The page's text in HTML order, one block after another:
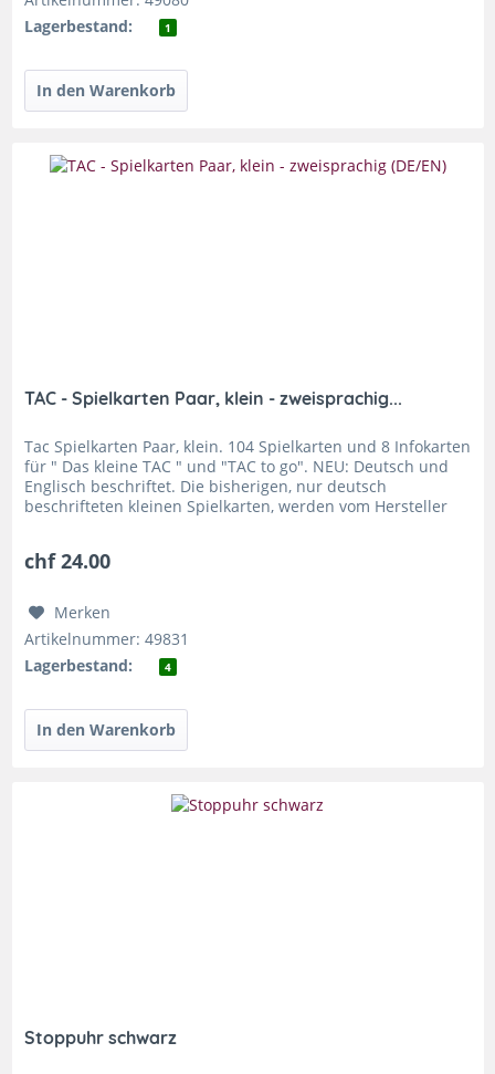
Lagerbestand:
1
TAC - Spielkarten Paar, klein - zweisprachig...
Tac Spielkarten Paar, klein. 104 Spielkarten und 8 Infokarten
für " Das kleine TAC " und "TAC to go". NEU: Deutsch und
Englisch beschriftet. Die bisherigen, nur deutsch
beschrifteten kleinen Spielkarten, werden vom Hersteller
chf 24.00
Merken
Artikelnummer: 49831
Lagerbestand:
4
Stoppuhr schwarz